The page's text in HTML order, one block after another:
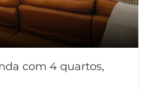
com 4 quartos,